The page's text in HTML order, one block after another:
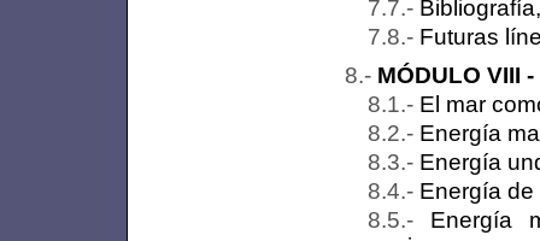
Futuras
MÓDULO VIII
El mar
Energía
Energía
Energía
Energía